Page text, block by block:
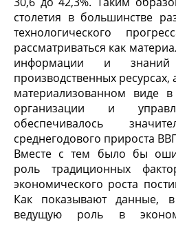
столетия в большинстве
технологического
рассматриваться как
информации и
производственных ресурсах,
материализованном виде
организации и
обеспечивалось
среднегодового прироста
Вместе с тем было бы
роль традиционных
экономического роста
Как показывают данные,
ведущую роль в